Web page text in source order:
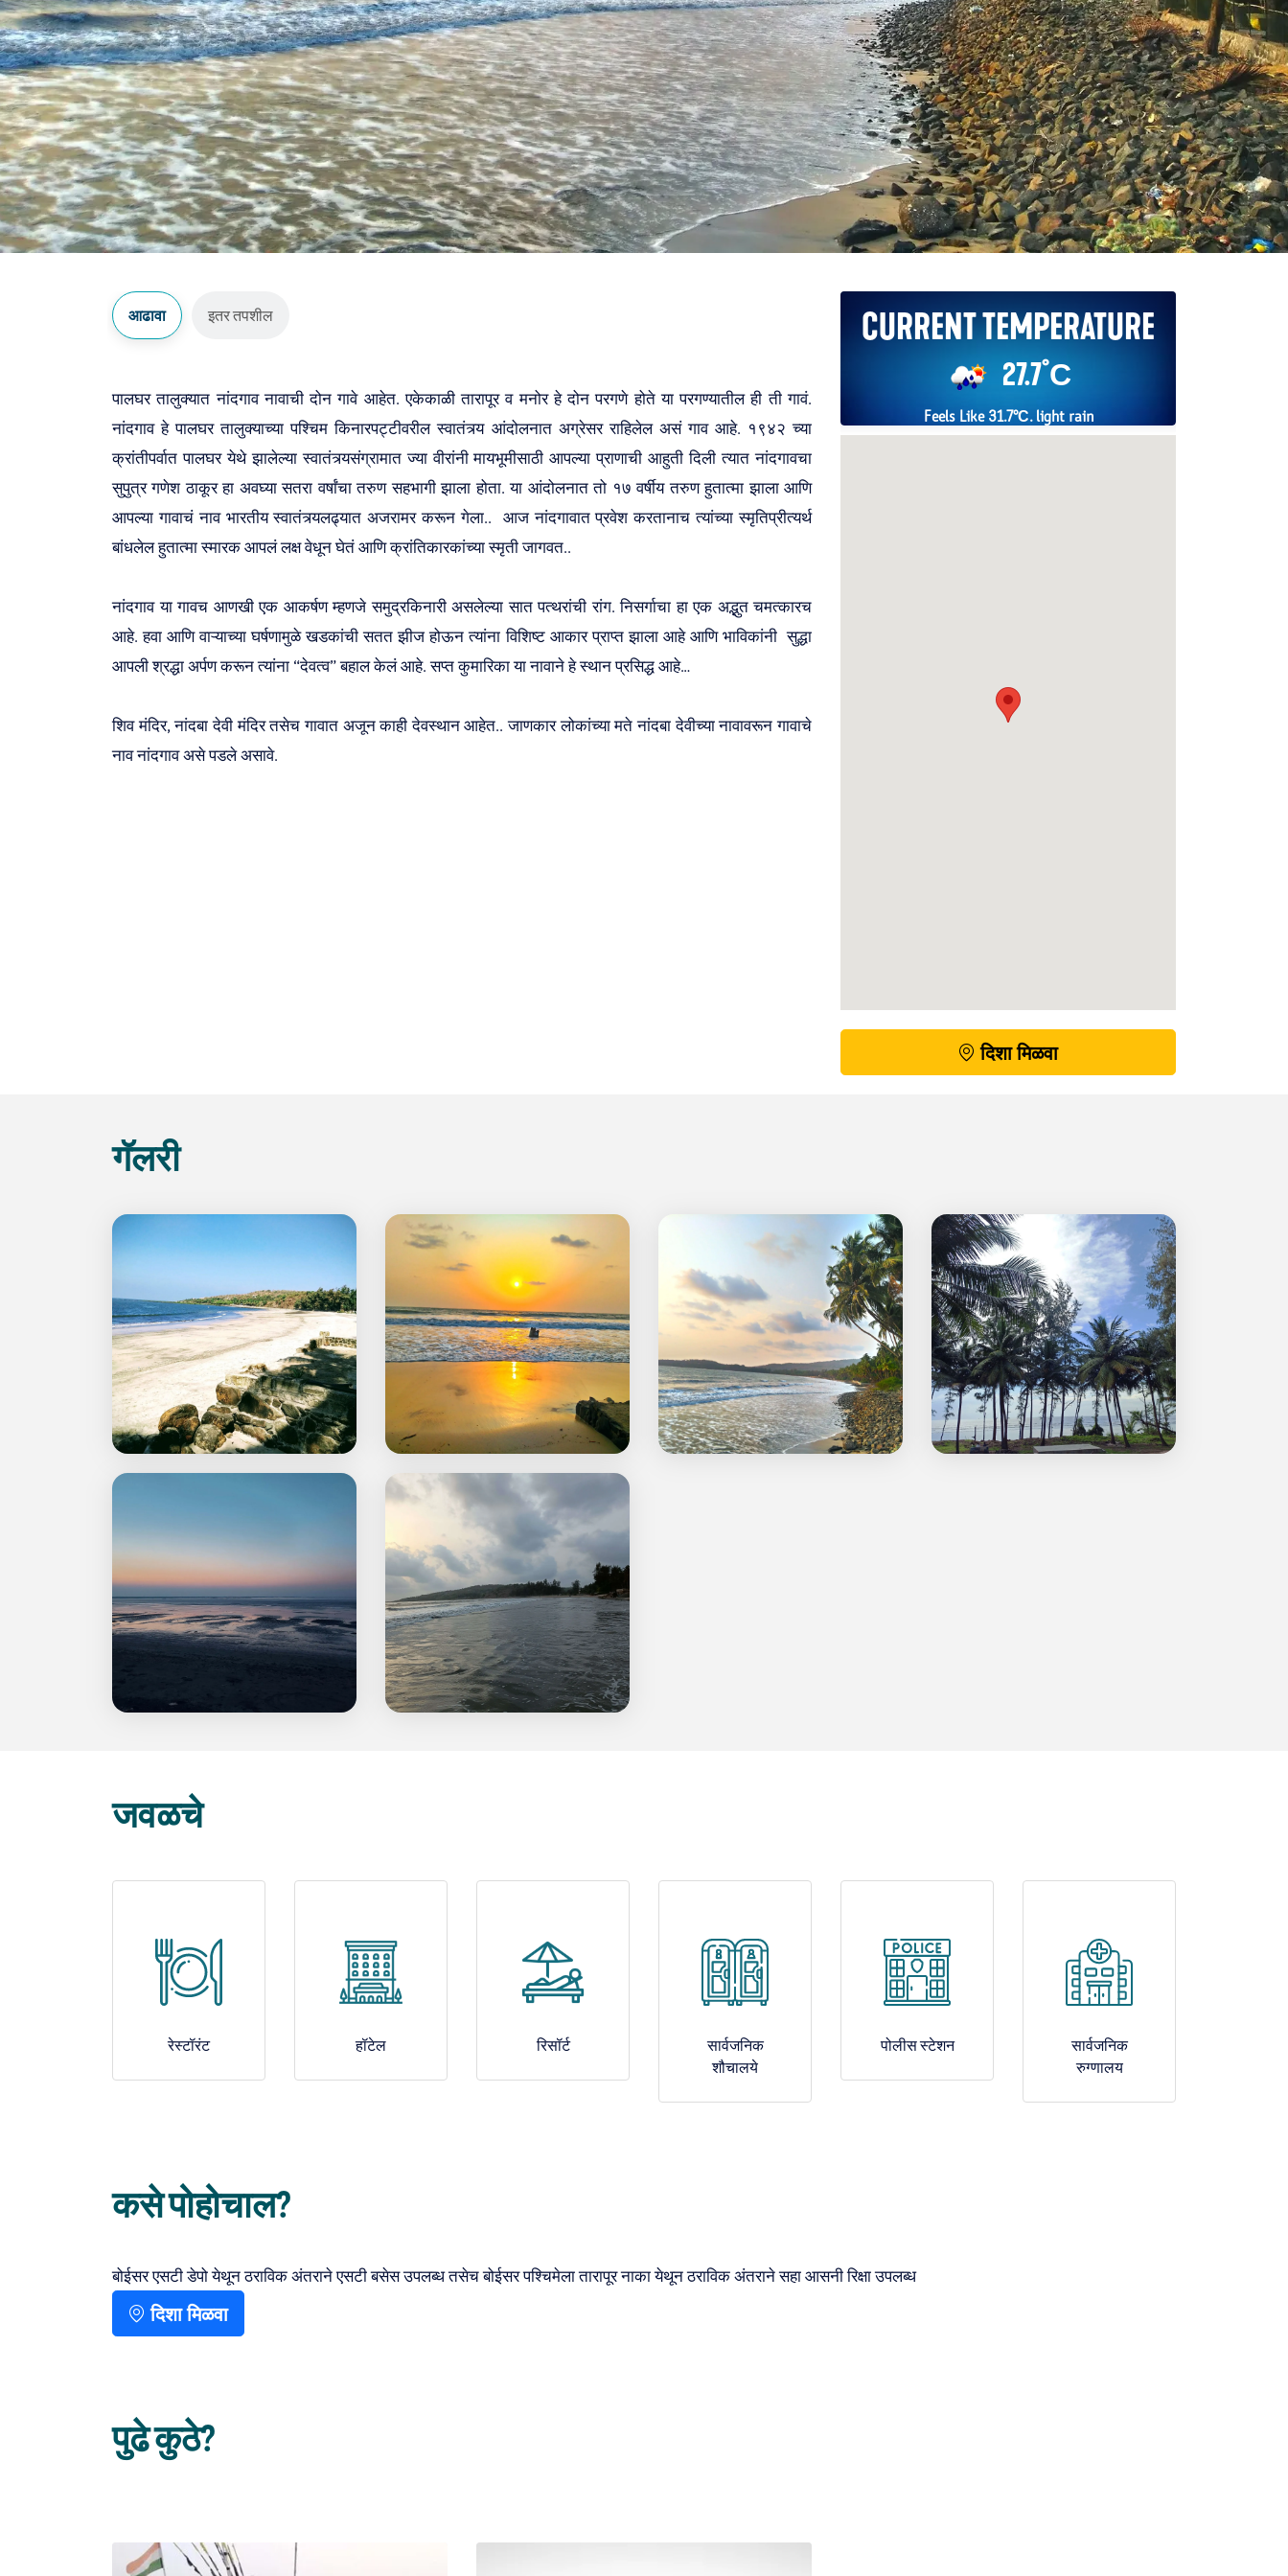
नांदगाव : स्वातंत्र्य आंदोलनातील अग्रेसर गाव
आढावा इतर तपशील
पालघर तालुक्यात नांदगाव नावाची दोन गावे आहेत. एकेकाळी तारापूर व मनोर हे दोन परगणे होते या परगण्यातील ही ती गावं.
नांदगाव हे पालघर तालुक्याच्या पश्चिम किनारपट्टीवरील स्वातंत्र्य आंदोलनात अग्रेसर राहिलेल असं गाव आहे. १९४२ च्या
क्रांतीपर्वात पालघर येथे झालेल्या स्वातंत्र्यसंग्रामात ज्या वीरांनी मायभूमीसाठी आपल्या प्राणाची आहुती दिली त्यात नांदगावचा
सुपुत्र गणेश ठाकूर हा अवघ्या सतरा वर्षांचा तरुण सहभागी झाला होता. या आंदोलनात तो १७ वर्षीय तरुण हुतात्मा झाला आणि
आपल्या गावाचं नाव भारतीय स्वातंत्र्यलढ्यात अजरामर करून गेला.. आज नांदगावात प्रवेश करतानाच त्यांच्या स्मृतिप्रीत्यर्थ
बांधलेल हुतात्मा स्मारक आपलं लक्ष वेधून घेतं आणि क्रांतिकारकांच्या स्मृती जागवत..
नांदगाव या गावच आणखी एक आकर्षण म्हणजे समुद्रकिनारी असलेल्या सात पत्थरांची रांग. निसर्गाचा हा एक अद्भुत चमत्कारच
आहे. हवा आणि वाऱ्याच्या घर्षणामुळे खडकांची सतत झीज होऊन त्यांना विशिष्ट आकार प्राप्त झाला आहे आणि भाविकांनी सुद्धा
आपली श्रद्धा अर्पण करून त्यांना “देवत्व” बहाल केलं आहे. सप्त कुमारिका या नावाने हे स्थान प्रसिद्ध आहे…
शिव मंदिर, नांदबा देवी मंदिर तसेच गावात अजून काही देवस्थान आहेत.. जाणकार लोकांच्या मते नांदबा देवीच्या नावावरून गावाचे
नाव नांदगाव असे पडले असावे.
Current Temperature
27.7°С
Feels Like 31.7°С. light rain
दिशा मिळवा
गॅलरी
जवळचे
रेस्टॉरंट हॉटेल रिसॉर्ट
सार्वजनिक
शौचालये
पोलीस स्टेशन
सार्वजनिक
रुग्णालय
कसे पोहोचाल?
बोईसर एसटी डेपो येथून ठराविक अंतराने एसटी बसेस उपलब्ध तसेच बोईसर पश्चिमेला तारापूर नाका येथून ठराविक अंतराने सहा आसनी रिक्षा उपलब्ध
दिशा मिळवा
पुढे कुठे?